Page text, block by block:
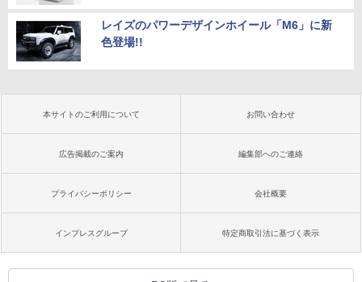
レイズのパワーデザインホイール「M6」に新
色登場!!
本サイトのご利用について お問い合わせ
広告掲載のご案内 編集部へのご連絡
プライバシーポリシー 会社概要
インプレスグループ 特定商取引法に基づく表示